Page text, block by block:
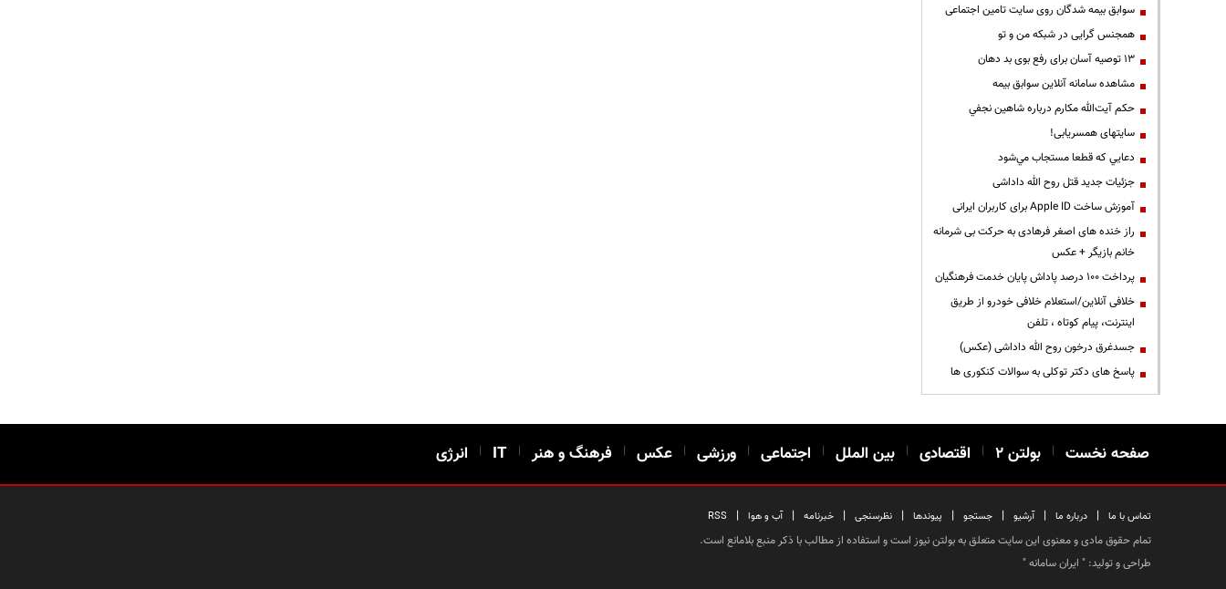
سوابق بیمه شدگان روی سایت تامین اجتماعی
همجنس گرایی در شبکه من و تو
13 توصیه آسان برای رفع بوی بد دهان
مشاهده سامانه آنلاين سوابق بیمه
حكم آيت‌الله مكارم درباره شاهين نجفي
سایتهای همسریابی!
دعايي كه قطعا مستجاب مي‌شود
جزئیات جدید قتل روح الله داداشی
آموزش ساخت Apple ID برای کاربران ایرانی
راز خنده های اصغر فرهادی به حرکت بی شرمانه
خانم بازیگر + عکس
پرداخت ۱۰۰ درصد پاداش پایان خدمت فرهنگیان
خلافی آنلاین/استعلام خلافی خودرو از طریق
اینترنت، پیام کوتاه ، تلفن
جسدغرق درخون روح الله داداشی (عکس)
پاسخ های دکتر توکلی به سوالات کنکوری ها
صفحه نخست | بولتن ۲ | اقتصادی | بین الملل | اجتماعی | ورزشی | عکس | فرهنگ و هنر |
IT
| انرژی
تماس با ما | درباره ما | آرشیو | جستجو | پیوندها | نظرسنجی | خبرنامه | آب و هوا |
RSS
تمام حقوق مادی و معنوی این سایت متعلق به بولتن نیوز است و استفاده از مطالب با ذکر منبع بلامانع است.
طراحی و تولید: " ایران سامانه"